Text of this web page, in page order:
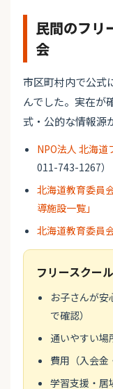
民間のフリ
会
市区町村内で公式
んでした。実在が
式・公的な情報源
NPO法人 北海道
011-743-1267）
北海道教育委員
導施設一覧」
北海道教育委員
フリースクー
お子さんが
で確認）
通いやすい場
費用（入会金
学習支援・居